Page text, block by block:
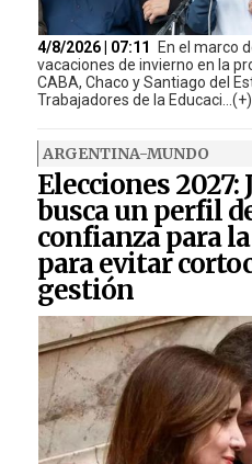
4/8/2026 | 07:11
En el marco
vacaciones de invierno en la
CABA, Chaco y Santiago del
Trabajadores de la Educaci...(+)
ARGENTINA-MUNDO
Elecciones
busca un perfil
confianza para
para evitar
gestión